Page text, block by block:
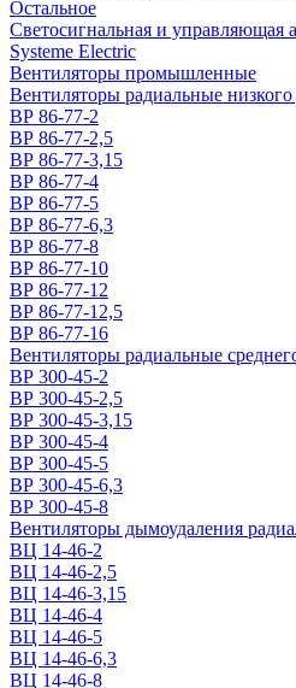
Остальное
Светосигнальная и управляющая
Systeme Electric
Вентиляторы промышленные
Вентиляторы радиальные низкого
ВР 86-77-2
ВР 86-77-2,5
ВР 86-77-3,15
ВР 86-77-4
ВР 86-77-5
ВР 86-77-6,3
ВР 86-77-8
ВР 86-77-10
ВР 86-77-12
ВР 86-77-12,5
ВР 86-77-16
Вентиляторы радиальные
ВР 300-45-2
ВР 300-45-2,5
ВР 300-45-3,15
ВР 300-45-4
ВР 300-45-5
ВР 300-45-6,3
ВР 300-45-8
Вентиляторы дымоудаления
ВЦ 14-46-2
ВЦ 14-46-2,5
ВЦ 14-46-3,15
ВЦ 14-46-4
ВЦ 14-46-5
ВЦ 14-46-6,3
ВЦ 14-46-8